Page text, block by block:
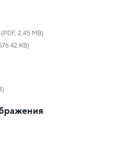
(PDF, 2.45 MB)
KB)